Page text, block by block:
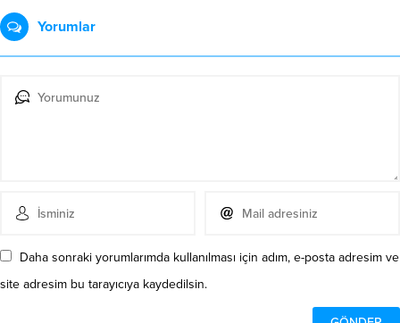
Yorumlar
Daha sonraki yorumlarımda kullanılması için adım, e-posta adresim ve
site adresim bu tarayıcıya kaydedilsin.